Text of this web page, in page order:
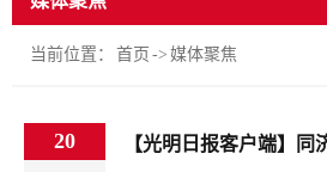
当前位置： 首页 -> 媒体聚焦
20